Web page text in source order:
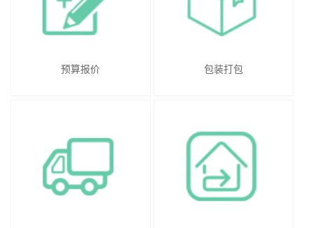
预算报价 包装打包